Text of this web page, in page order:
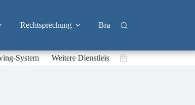
Rechtsprechung Branchen
System Weitere DienstleistungenWarenkorb